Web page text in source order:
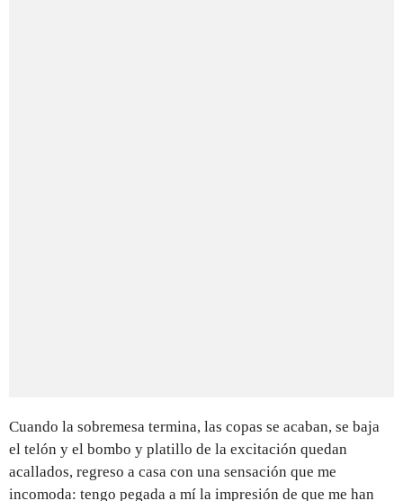
Cuando la sobremesa termina, las copas se acaban, se baja
el telón y el bombo y platillo de la excitación quedan
acallados, regreso a casa con una sensación que me
incomoda: tengo pegada a mí la impresión de que me han